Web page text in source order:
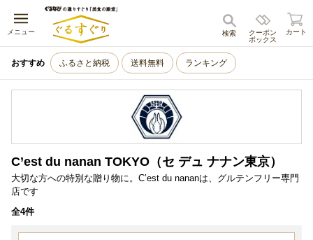
メニュー
キャンセル
クーポン
ボックス
検索 カート
おすすめ ふるさと納税 送料無料 ランキング
C’est du nanan TOKYO（セ デュ ナナン東京）
大切な方への特別な贈り物に。C’est du nananは、グルテンフリー専門
店です
全4件